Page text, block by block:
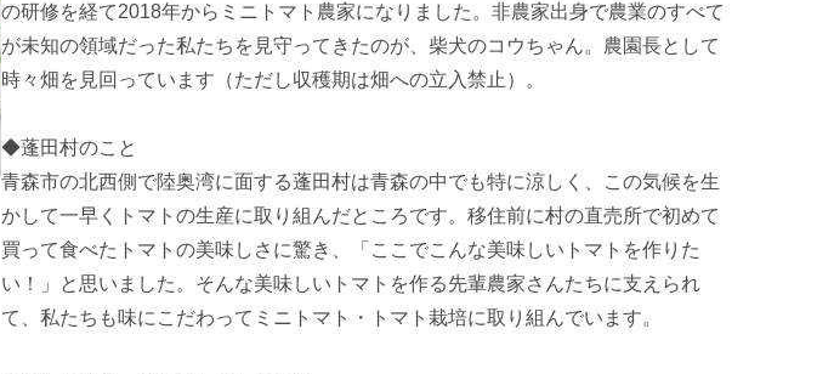
の研修を経て2018年からミニトマト農家になりました。非農家出身で農業のすべて
が未知の領域だった私たちを見守ってきたのが、柴犬のコウちゃん。農園長として
時々畑を見回っています（ただし収穫期は畑への立入禁止）。
◆蓬田村のこと
青森市の北西側で陸奥湾に面する蓬田村は青森の中でも特に涼しく、この気候を生
かして一早くトマトの生産に取り組んだところです。移住前に村の直売所で初めて
買って食べたトマトの美味しさに驚き、「ここでこんな美味しいトマトを作りた
い！」と思いました。そんな美味しいトマトを作る先輩農家さんたちに支えられ
て、私たちも味にこだわってミニトマト・トマト栽培に取り組んでいます。